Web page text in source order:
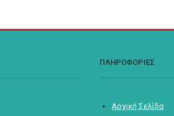
ΠΛΗΡΟΦΟΡΙΕΣ
Αρχική Σελίδα